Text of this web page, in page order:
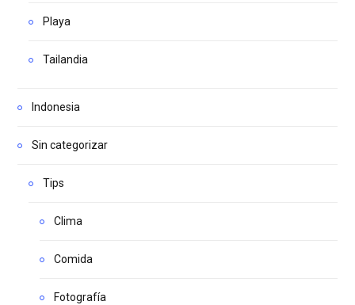
Playa
Tailandia
Indonesia
Sin categorizar
Tips
Clima
Comida
Fotografía